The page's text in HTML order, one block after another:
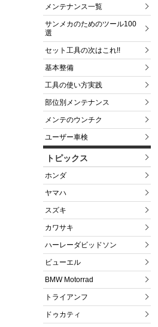
メンテナンス一覧
サンメカのためのツール100
選
セット工具の次はこれ!!
基本整備
工具の使い方実践
部位別メンテナンス
メンテのウンチク
ユーザー車検
トピックス
ホンダ
ヤマハ
スズキ
カワサキ
ハーレーダビッドソン
ビューエル
BMW Motorrad
トライアンフ
ドゥカティ